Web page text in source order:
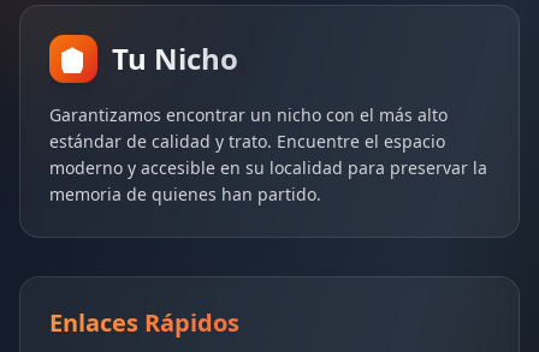
Tu Nicho
Garantizamos encontrar un nicho con el más alto
estándar de calidad y trato. Encuentre el espacio
moderno y accesible en su localidad para preservar la
memoria de quienes han partido.
Enlaces Rápidos